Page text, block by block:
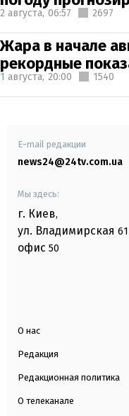
2 августа, 06:57 2697
Жара в начале
рекордные
1 августа, 20:00 1540
E-mail редакции
news24@24tv.com.ua
Мы здесь:
г. Киев,
ул. Владимирская
офис 50
О нас
Редакция
Редакционная политика
О телеканале